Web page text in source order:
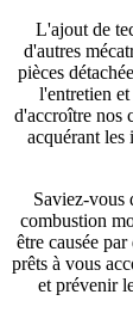
L'ajout de
d'autres
pièces
l'entretien
d'accroître nos
acquérant les
Saviez-vous
combustion
être causée
prêts à vous
et prévenir